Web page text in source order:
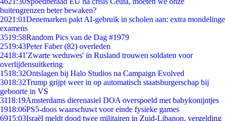
buitengrenzen beter bewaken?
2021:01Denemarken pakt AI-gebruik in scholen aan: extra mondelinge
examens
3519:58Random Pics van de Dag #1979
2519:43Peter Faber (82) overleden
2418:41'Zwarte weduwes' in Rusland trouwen soldaten voor
overlijdensuitkering
1518:32Ontslagen bij Halo Studios na Campaign Evolved
3018:32Trump grijpt weer in op automatisch staatsburgerschap bij
geboorte in VS
3118:19Amsterdams dierenasiel DOA overspoeld met babykonijntjes
1918:06PS5-doos waarschuwt voor einde fysieke games
6915:03Israël meldt dood twee militairen in Zuid-Libanon, vergelding